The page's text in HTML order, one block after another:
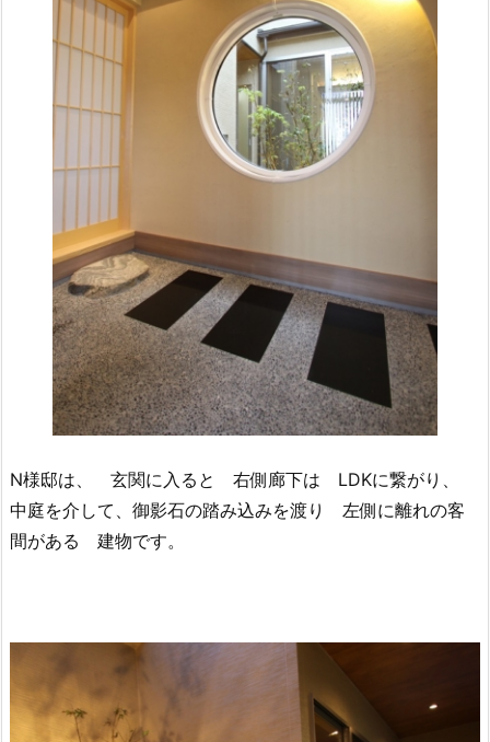
N様邸は、 玄関に入ると 右側廊下は LDKに繋がり、
中庭を介して、御影石の踏み込みを渡り 左側に離れの客
間がある 建物です。